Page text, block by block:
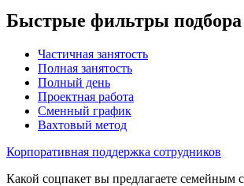
Быстрые фильтры
Частичная занятость
Полная занятость
Полный день
Проектная работа
Сменный график
Вахтовый метод
Корпоративная поддержка сотрудников
Какой соцпакет вы предлагаете семейным